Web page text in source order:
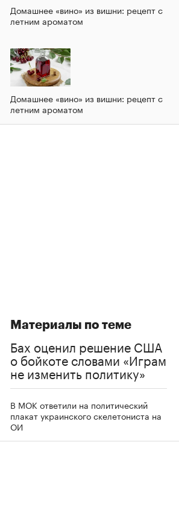
Домашнее «вино» из вишни: рецепт с
летним ароматом
Домашнее «вино» из вишни: рецепт с
летним ароматом
Материалы по теме
Бах оценил решение США
о бойкоте словами «Играм
не изменить политику»
В МОК ответили на политический
плакат украинского скелетониста на
ОИ